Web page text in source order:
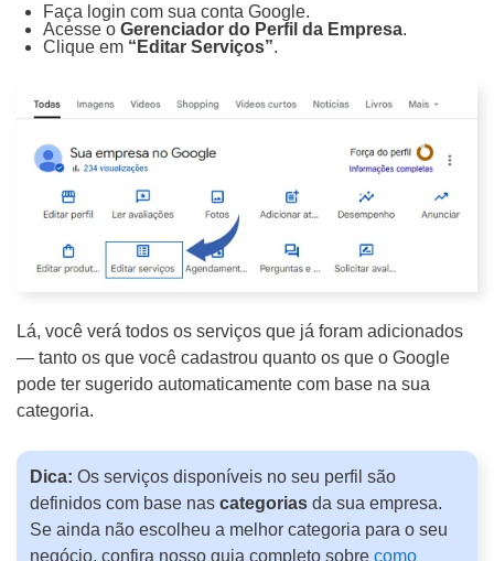
Faça login com sua conta Google.
Acesse o Gerenciador do Perfil da Empresa.
Clique em “Editar Serviços”.
Lá, você verá todos os serviços que já foram adicionados
— tanto os que você cadastrou quanto os que o Google
pode ter sugerido automaticamente com base na sua
categoria.
Dica: Os serviços disponíveis no seu perfil são
definidos com base nas categorias da sua empresa.
Se ainda não escolheu a melhor categoria para o seu
negócio, confira nosso guia completo sobre como
o
P
o
j
t
WHATSAPP: (62) 99168 - 8014